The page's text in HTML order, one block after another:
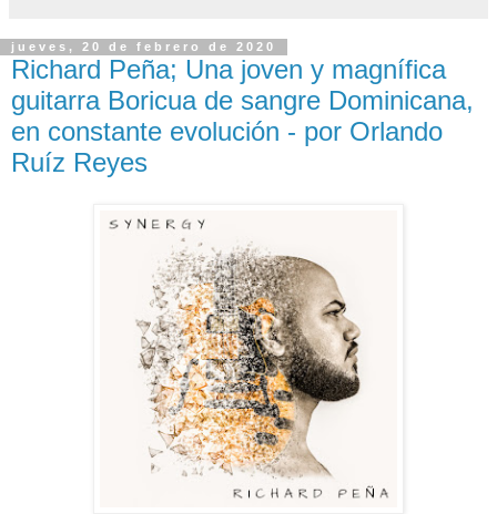
jueves, 20 de febrero de 2020
Richard Peña; Una joven y magnífica
guitarra Boricua de sangre Dominicana,
en constante evolución - por Orlando
Ruíz Reyes